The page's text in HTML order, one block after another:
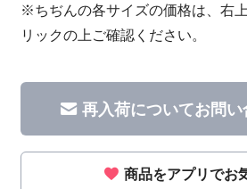
※ちぢんの各サイズの価格は、右
リックの上ご確認ください。
再入荷についてお問
商品をアプリでお